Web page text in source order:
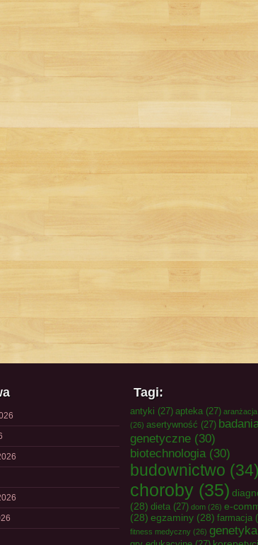
Tagi:
antyki (27) apteka (27)
(26) asertywność (27)
genetyczne (30)
biotechnologia(30)
budownictwo (34)
choroby (35)
(28) dieta (27) dom (26) e-
(28) egzaminy (28) farmacja
fitness medyczny (26) genetyka